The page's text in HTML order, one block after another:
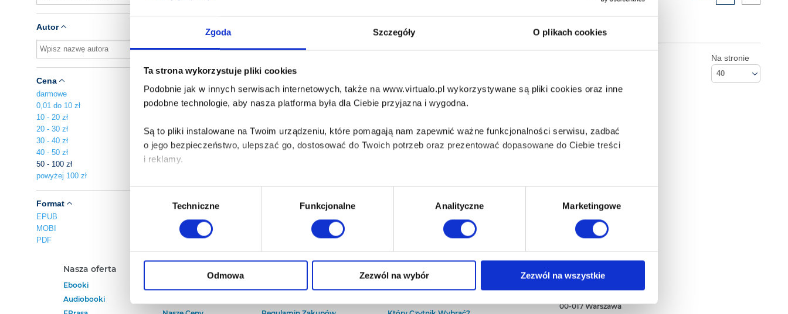
Zgoda Szczegóły O plikach cookies
Ta strona wykorzystuje pliki cookies
Podobnie jak w innych serwisach internetowych, także na www.virtualo.pl wykorzystywane są pliki cookies oraz inne
podobne technologie, aby nasza platforma była dla Ciebie przyjazna i wygodna.
Są to pliki instalowane na Twoim urządzeniu, które pomagają nam zapewnić ważne funkcjonalności serwisu, zadbać
o jego bezpieczeństwo, ulepszać go, dostosować do Twoich potrzeb oraz prezentować dopasowane do Ciebie treści
i reklamy.
Poza plikami, które są nam niezbędne do prawidłowego i bezpiecznego działania serwisu - są także takie, które wymagają
Twojej zgody.
Każda udzielona zgoda poprawi Twoje doświadczenia jeśli jesteś naszym Użytkownikiem.
Wybór
Techniczne Funkcjonalne Analityczne Marketingowe
Odmowa Zezwól na wybór Zezwól na wszystkie
Autor
Cena
darmowe
0,01 do 10 zł
10 - 20 zł
20 - 30 zł
30 - 40 zł
40 - 50 zł
50 - 100 zł
powyżej 100 zł
Format
EPUB
MOBI
PDF
Na stronie
40
Nasza oferta
Ebooki
Audiobooki
Baza wiedzy
Empik S.A
00-017 Warszawa